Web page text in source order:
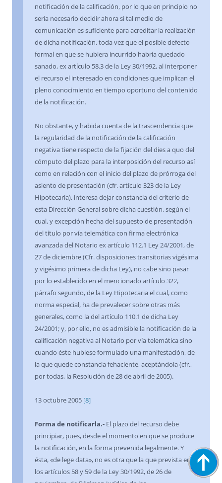
notificación de la calificación, por lo que en principio no
sería necesario decidir ahora si tal medio de
comunicación es suficiente para acreditar la realización
de dicha notificación, toda vez que el posible defecto
formal en que se hubiera incurrido habría quedado
sanado, ex artículo 58.3 de la Ley 30/1992, al interponer
el recurso el interesado en condiciones que implican el
pleno conocimiento en tiempo oportuno del contenido
de la notificación.
No obstante, y habida cuenta de la trascendencia que
la regularidad de la notificación de la calificación
negativa tiene respecto de la fijación del dies a quo del
cómputo del plazo para la interposición del recurso así
como en relación con el inicio del plazo de prórroga del
asiento de presentación (cfr. artículo 323 de la Ley
Hipotecaria), interesa dejar constancia del criterio de
esta Dirección General sobre dicha cuestión, según el
cual, y excepción hecha del supuesto de presentación
del título por vía telemática con firma electrónica
avanzada del Notario ex artículo 112.1 Ley 24/2001, de
27 de diciembre (Cfr. disposiciones transitorias vigésima
y vigésimo primera de dicha Ley), no cabe sino pasar
por lo establecido en el mencionado artículo 322,
párrafo segundo, de la Ley Hipotecaria el cual, como
norma especial, ha de prevalecer sobre otras más
generales, como la del artículo 110.1 de dicha Ley
24/2001; y, por ello, no es admisible la notificación de la
calificación negativa al Notario por vía telemática sino
cuando éste hubiese formulado una manifestación, de
la que quede constancia fehaciente, aceptándola (cfr.,
por todas, la Resolución de 28 de abril de 2005).
13 octubre 2005 [8]
Forma de notificarla.- El plazo del recurso debe
principiar, pues, desde el momento en que se produce
la notificación, en la forma prevenida legalmente. Y
ésta, «de lege data», no es otra que la que prevista en
los artículos 58 y 59 de la Ley 30/1992, de 26 de